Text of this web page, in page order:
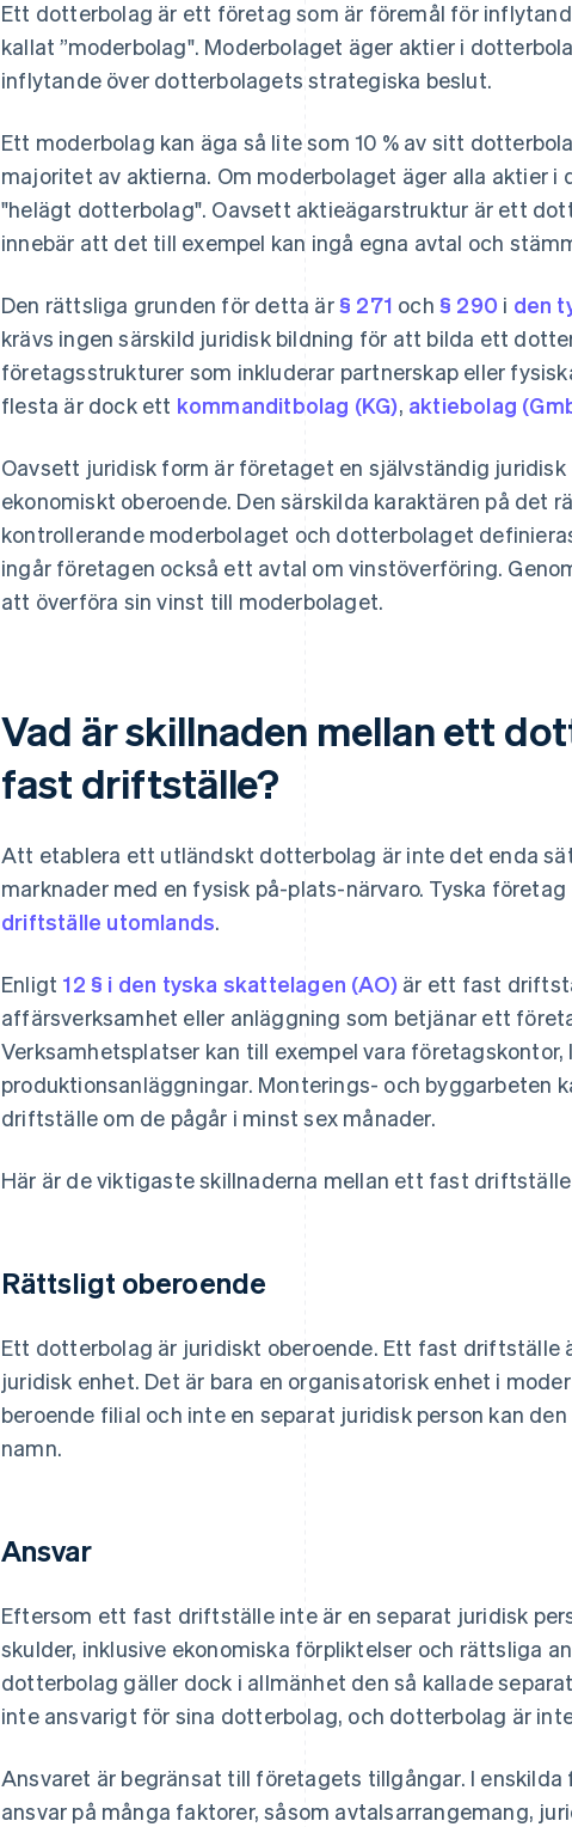
Ett dotterbolag är ett företag som är föremål för
kallat ”moderbolag". Moderbolaget äger aktier i
inflytande över dotterbolagets strategiska beslut.
Ett moderbolag kan äga så lite som 10 % av sitt
majoritet av aktierna. Om moderbolaget äger alla aktier
"helägt dotterbolag". Oavsett aktieägarstruktur är ett
innebär att det till exempel kan ingå egna avtal och
Den rättsliga grunden för detta är § 271 och § 290 i den
krävs ingen särskild juridisk bildning för att bilda ett
företagsstrukturer som inkluderar partnerskap eller
flesta är dock ett kommanditbolag (KG), aktiebolag
Oavsett juridisk form är företaget en självständig juridisk
ekonomiskt oberoende. Den särskilda karaktären på det
kontrollerande moderbolaget och dotterbolaget
ingår företagen också ett avtal om vinstöverföring.
att överföra sin vinst till moderbolaget.
Vad är skillnaden mellan ett
fast driftställe?
Att etablera ett utländskt dotterbolag är inte det enda
marknader med en fysisk på-plats-närvaro. Tyska
driftställe utomlands.
Enligt 12 § i den tyska skattelagen (AO) är ett fast
affärsverksamhet eller anläggning som betjänar ett
Verksamhetsplatser kan till exempel vara företagskontor,
produktionsanläggningar. Monterings- och byggarbeten
driftställe om de pågår i minst sex månader.
Här är de viktigaste skillnaderna mellan ett fast
Rättsligt oberoende
Ett dotterbolag är juridiskt oberoende. Ett fast driftställe
juridisk enhet. Det är bara en organisatorisk enhet i
beroende filial och inte en separat juridisk person kan
namn.
Ansvar
Eftersom ett fast driftställe inte är en separat juridisk
skulder, inklusive ekonomiska förpliktelser och rättsliga
dotterbolag gäller dock i allmänhet den så kallade
inte ansvarigt för sina dotterbolag, och dotterbolag är
Ansvaret är begränsat till företagets tillgångar. I
ansvar på många faktorer, såsom avtalsarrangemang,